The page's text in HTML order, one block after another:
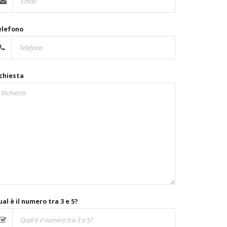
è il numero tra 3 e 5?